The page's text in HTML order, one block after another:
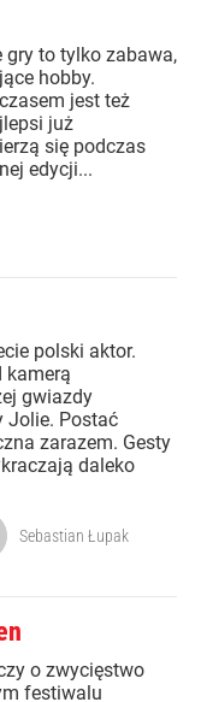
gry to tylko zabawa,
hobby.
jest też
już
się podczas
edycji...
polski aktor.
kamerą
gwiazdy
Jolie. Postać
zarazem. Gesty
daleko
Sebastian Łupak
o zwycięstwo
festiwalu